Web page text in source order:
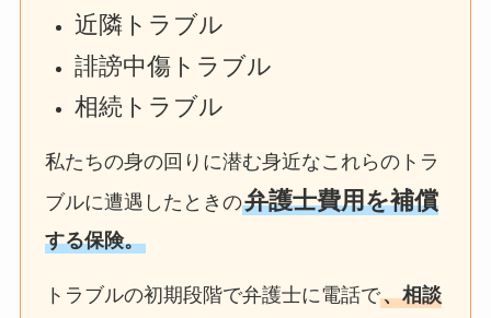
近隣トラブル
誹謗中傷トラブル
相続トラブル
私たちの身の回りに潜む身近なこれらのトラ
ブルに遭遇したときの弁護士費用を補償
する保険。
トラブルの初期段階で弁護士に電話で、相談